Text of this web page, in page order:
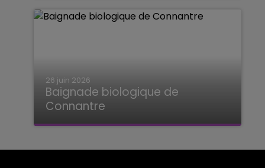
26 juin 2026
Baignade biologique de
Connantre
Baignade biologique de Connantre